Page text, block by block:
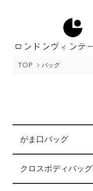
TOP バッグ
カテゴリー一覧
がま口バッグ
クロスボディバッグ